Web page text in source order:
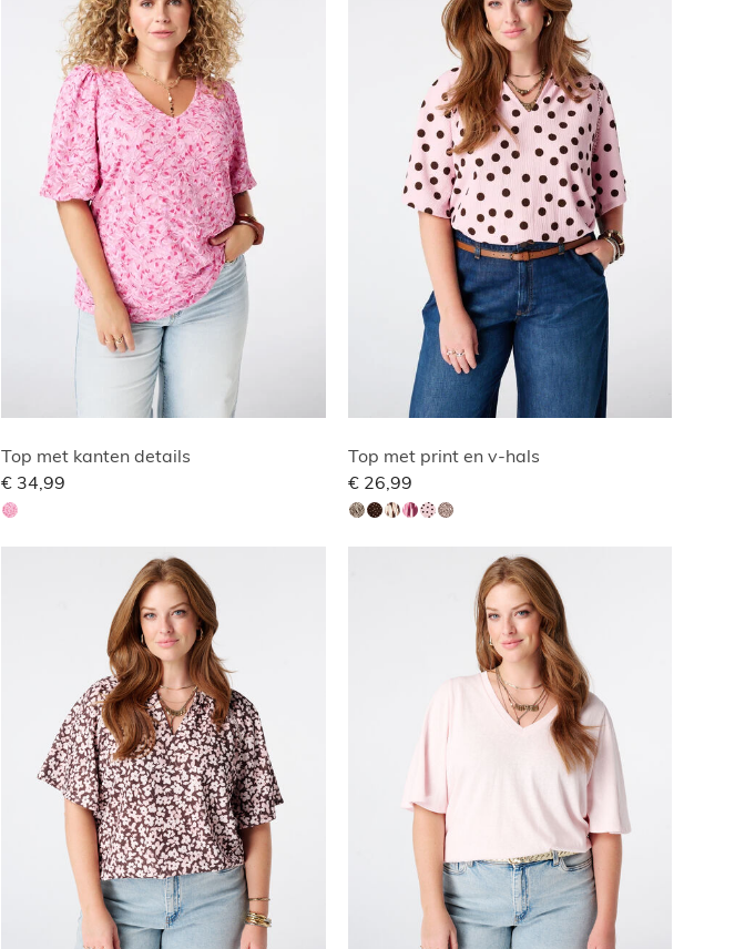
Top met kanten details
€ 34,99
Top met print en v-hals
€ 26,99